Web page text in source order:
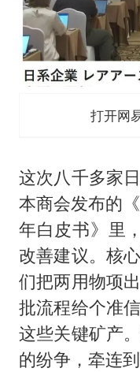
打开网
这次八千多家
本商会发布的
年白皮书》里
改善建议。核
们把两用物项
批流程给个准
这些关键矿产
的纷争，牵连